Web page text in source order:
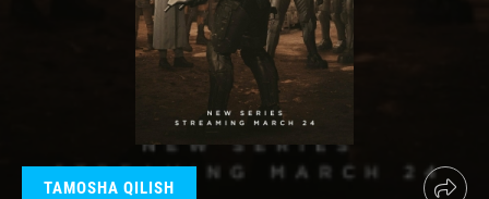
TAMOSHA QILISH